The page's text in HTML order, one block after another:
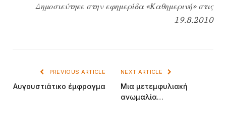
Δημοσιεύτηκε στην εφημερίδα «Καθημερινή» στις
19.8.2010
PREVIOUS ARTICLE
Αυγουστιάτικο έμφραγμα
NEXT ARTICLE
Μια μετεμφυλιακή
ανωμαλία…